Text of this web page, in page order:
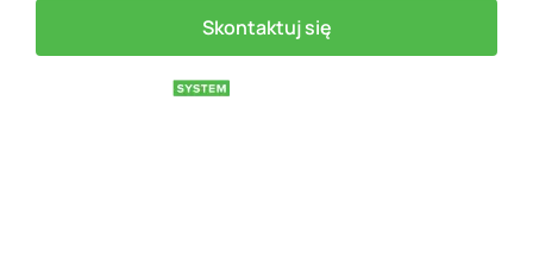
Skontaktuj się